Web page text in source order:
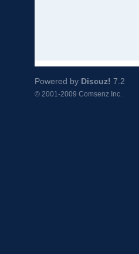
Powered by Discuz! 7.2
© 2001-2009 Comsenz Inc.